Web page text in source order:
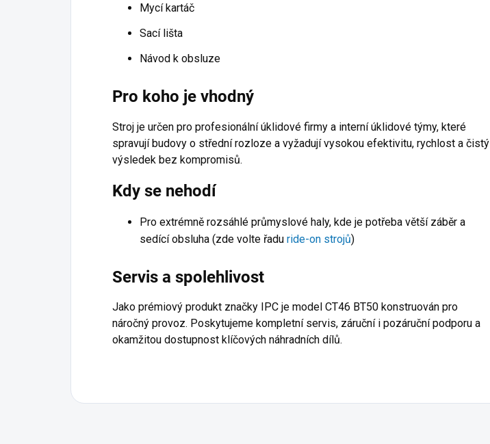
Mycí kartáč
Sací lišta
Návod k obsluze
Pro koho je vhodný
Stroj je určen pro profesionální úklidové firmy a interní úklidové týmy, které
spravují budovy o střední rozloze a vyžadují vysokou efektivitu, rychlost a čistý
výsledek bez kompromisů.
Kdy se nehodí
Pro extrémně rozsáhlé průmyslové haly, kde je potřeba větší záběr a
sedící obsluha (zde volte řadu ride-on strojů)
Servis a spolehlivost
Jako prémiový produkt značky IPC je model CT46 BT50 konstruován pro
náročný provoz. Poskytujeme kompletní servis, záruční i pozáruční podporu a
okamžitou dostupnost klíčových náhradních dílů.